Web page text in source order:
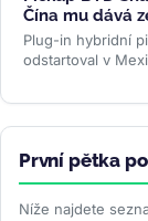
Čína mu dává
Plug-in hybridní
odstartoval v
První pětka
Níže najdete